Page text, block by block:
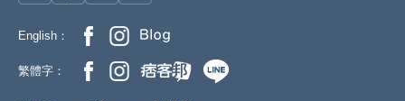
English：
繁體字：